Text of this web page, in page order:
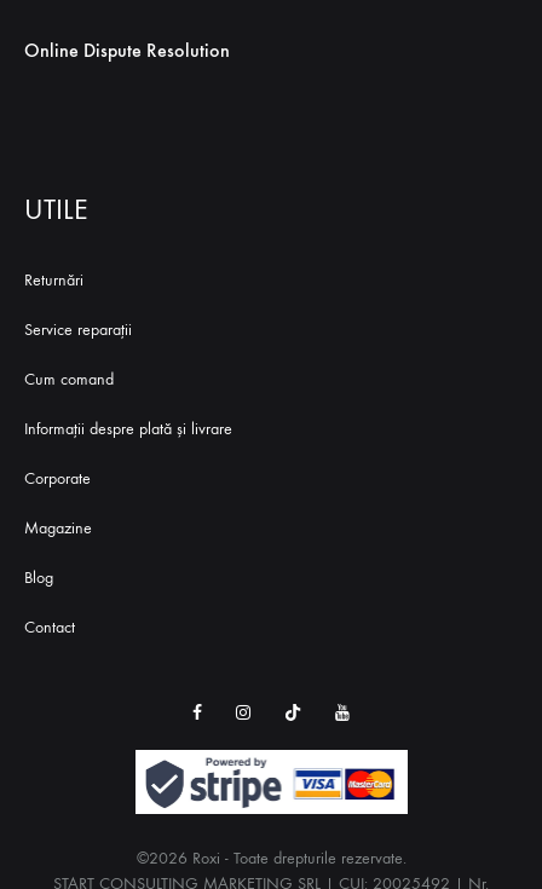
Online Dispute Resolution
UTILE
Returnări
Service reparaţii
Cum comand
Informații despre plată și livrare
Corporate
Magazine
Blog
Contact
©2026 Roxi - Toate drepturile rezervate.
START CONSULTING MARKETING SRL | CUI: 20025492 | Nr.
Facebook
InstagramTikTok Youtube